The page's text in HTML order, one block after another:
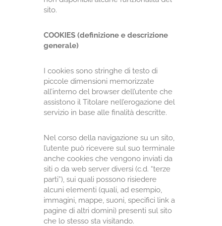
sito.
COOKIES (definizione e descrizione
generale)
I cookies sono stringhe di testo di
piccole dimensioni memorizzate
all’interno del browser dell’utente che
assistono il Titolare nell’erogazione del
servizio in base alle finalità descritte.
Nel corso della navigazione su un sito,
l’utente può ricevere sul suo terminale
anche cookies che vengono inviati da
siti o da web server diversi (c.d. “terze
parti”), sui quali possono risiedere
alcuni elementi (quali, ad esempio,
immagini, mappe, suoni, specifici link a
pagine di altri domini) presenti sul sito
che lo stesso sta visitando.